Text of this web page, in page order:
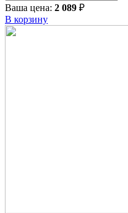
Ваша цена: 2 089 ₽
В корзину